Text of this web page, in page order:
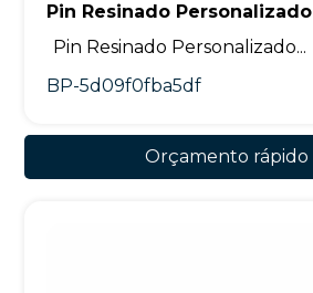
Pin Resinado Personalizado
Pin Resinado Personalizado...
BP-5d09f0fba5df
Orçamento rápido